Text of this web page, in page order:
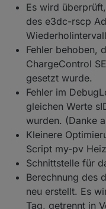
Neue
Heizstab"
bitte auf
Script
wurden
auch auf
deine
Neue
noch nicht
Es wird
des e3dc-rscp
Fehler behoben,
ChargeControl
gesetzt wurde.
Fehler im
gleichen Werte
wurden. (Danke
Kleinere
Script my-pv
Schnittstelle für
Berechnung des
neu erstellt. Es
Tag, getrennt in